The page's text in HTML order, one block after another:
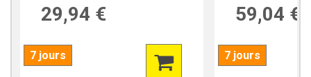
29,94 €
7 jours
59,04 €
7 jours